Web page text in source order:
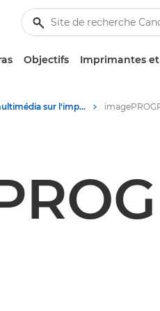
Objectifs Imprimantes
Contenu multimédia sur l'impression grand format - Centre de presse Canon